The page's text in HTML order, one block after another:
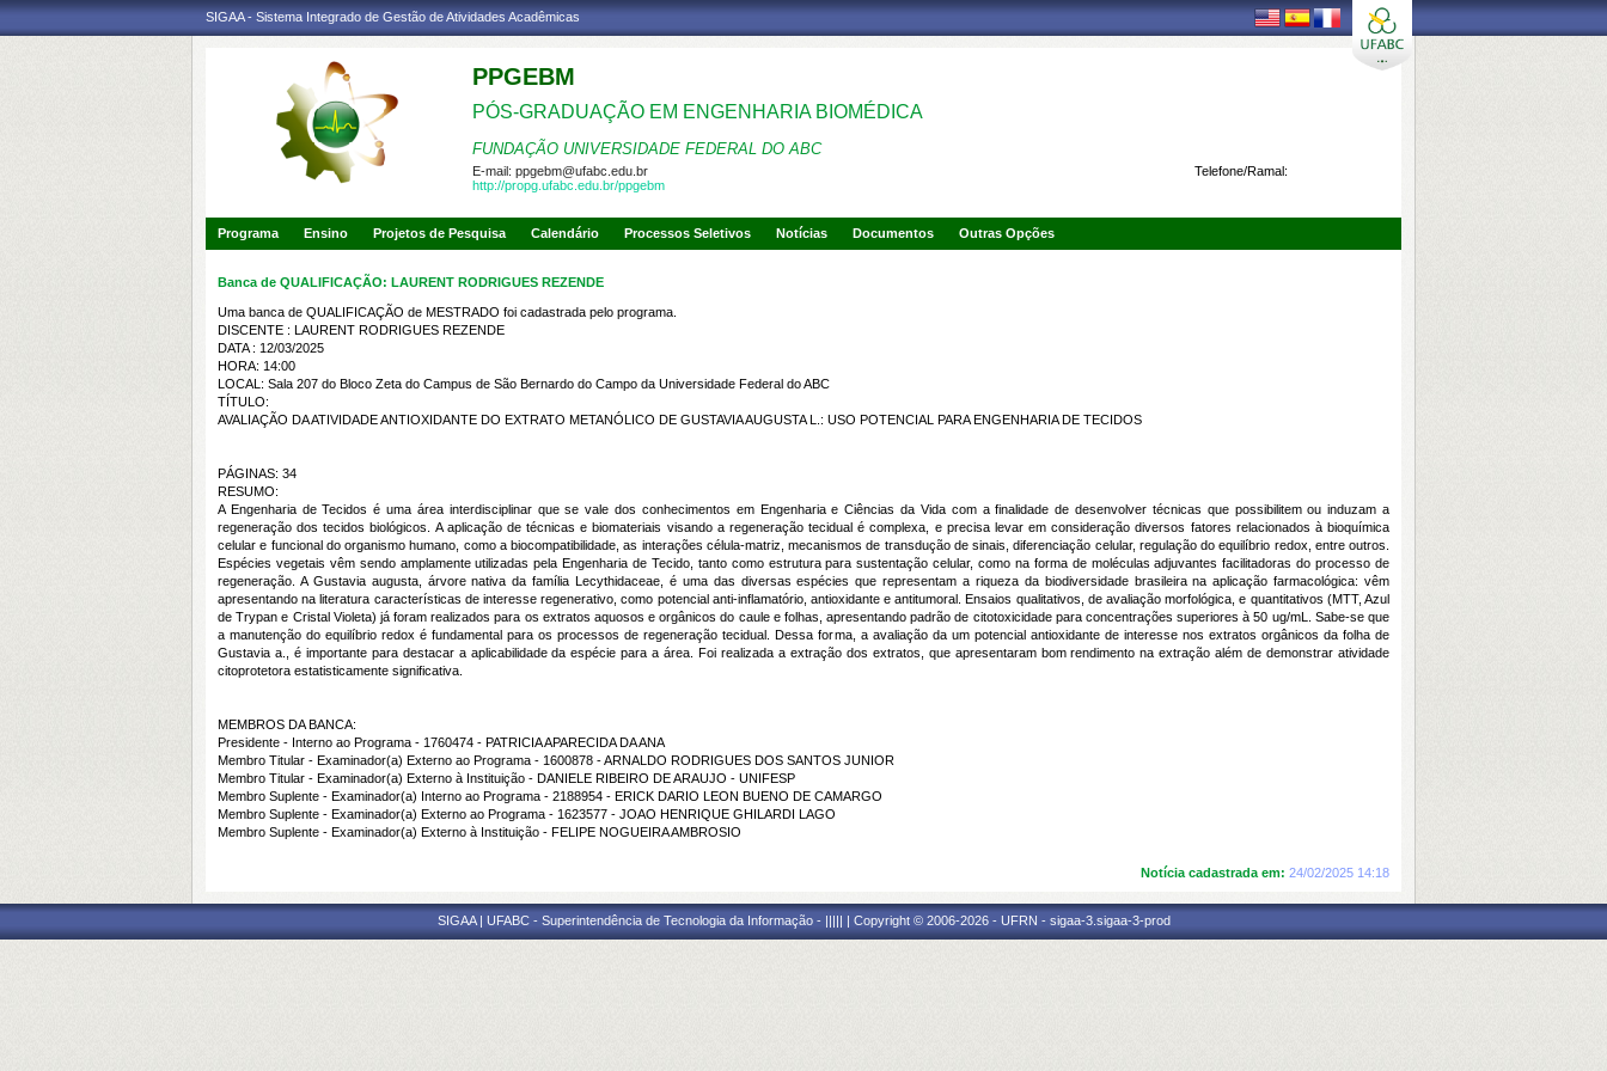
SIGAA - Sistema Integrado de Gestão de Atividades Acadêmicas
PPGEBM
PÓS-GRADUAÇÃO EM ENGENHARIA BIOMÉDICA
FUNDAÇÃO UNIVERSIDADE FEDERAL DO ABC
Telefone/Ramal:
E-mail: ppgebm@ufabc.edu.br
http://propg.ufabc.edu.br/ppgebm
Programa Ensino Projetos de Pesquisa Calendário Processos Seletivos Notícias Documentos Outras Opções
Banca de QUALIFICAÇÃO: LAURENT RODRIGUES REZENDE
Uma banca de QUALIFICAÇÃO de MESTRADO foi cadastrada pelo programa.
DISCENTE : LAURENT RODRIGUES REZENDE
DATA : 12/03/2025
HORA: 14:00
LOCAL: Sala 207 do Bloco Zeta do Campus de São Bernardo do Campo da Universidade Federal do ABC
TÍTULO:
AVALIAÇÃO DA ATIVIDADE ANTIOXIDANTE DO EXTRATO METANÓLICO DE GUSTAVIA AUGUSTA L. : USO POTENCIAL PARA ENGENHARIA DE TECIDOS
PÁGINAS: 34
RESUMO:
A Engenharia de Tecidos é uma área interdisciplinar que se vale dos conhecimentos em Engenharia e Ciências da Vida com a finalidade de desenvolver técnicas que possibilitem ou induzam a
regeneração dos tecidos biológicos. A aplicação de técnicas e biomateriais visando a regeneração tecidual é complexa, e precisa levar em consideração diversos fatores relacionados à bioquímica
celular e funcional do organismo humano, como a biocompatibilidade, as interações célula-matriz, mecanismos de transdução de sinais, diferenciação celular, regulação do equilíbrio redox, entre outros.
Espécies vegetais vêm sendo amplamente utilizadas pela Engenharia de Tecido, tanto como estrutura para sustentação celular, como na forma de moléculas adjuvantes facilitadoras do processo de
regeneração. A Gustavia augusta, árvore nativa da família Lecythidaceae, é uma das diversas espécies que representam a riqueza da biodiversidade brasileira na aplicação farmacológica: vêm
apresentando na literatura características de interesse regenerativo, como potencial anti-inflamatório, antioxidante e antitumoral. Ensaios qualitativos, de avaliação morfológica, e quantitativos (MTT, Azul
de Trypan e Cristal Violeta) já foram realizados para os extratos aquosos e orgânicos do caule e folhas, apresentando padrão de citotoxicidade para concentrações superiores à 50 ug/mL. Sabe-se que
a manutenção do equilíbrio redox é fundamental para os processos de regeneração tecidual. Dessa forma, a avaliação da um potencial antioxidante de interesse nos extratos orgânicos da folha de
Gustavia a.
, é importante para destacar a aplicabilidade da espécie para a área. Foi realizada a extração dos extratos, que apresentaram bom rendimento na extração além de demonstrar atividade
citoprotetora estatisticamente significativa.
MEMBROS DA BANCA:
Presidente - Interno ao Programa - 1760474 - PATRICIA APARECIDA DA ANA
Membro Titular - Examinador(a) Externo ao Programa - 1600878 - ARNALDO RODRIGUES DOS SANTOS JUNIOR
Membro Titular - Examinador(a) Externo à Instituição - DANIELE RIBEIRO DE ARAUJO - UNIFESP
Membro Suplente - Examinador(a) Interno ao Programa - 2188954 - ERICK DARIO LEON BUENO DE CAMARGO
Membro Suplente - Examinador(a) Externo ao Programa - 1623577 - JOAO HENRIQUE GHILARDI LAGO
Membro Suplente - Examinador(a) Externo à Instituição - FELIPE NOGUEIRA AMBROSIO
Notícia cadastrada em: 24/02/2025 14:18
SIGAA | UFABC - Superintendência de Tecnologia da Informação - ||||| | Copyright © 2006-2026 - UFRN - sigaa-3.sigaa-3-prod